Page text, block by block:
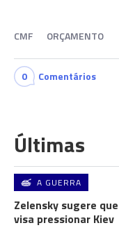
CMF ORÇAMENTO
0 Comentários
Últimas
A GUERRA
Zelensky sugere
visa pressionar Kiev